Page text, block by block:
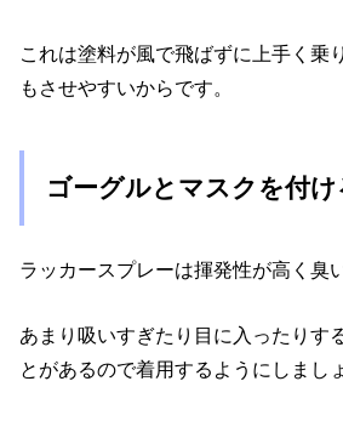
これは塗料が風で飛ばずに上手く乗
もさせやすいからです。
ゴーグルとマスクを付け
ラッカースプレーは揮発性が高く臭
あまり吸いすぎたり目に入ったりす
とがあるので着用するようにしまし